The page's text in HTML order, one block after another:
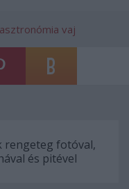
vaj
rengeteg fotóval,
és pitével